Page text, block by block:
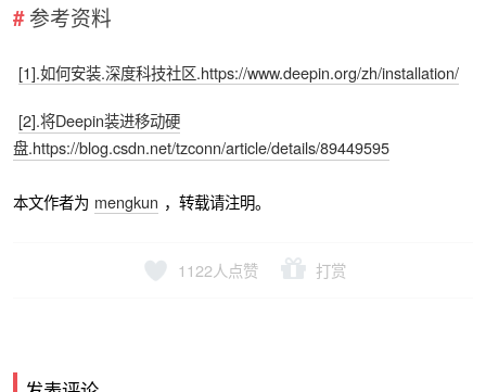
参考资料
[1].如何安装.深度科技社区.https://www.deepin.org/zh/installation/
[2].将Deepin装进移动硬
盘.https://blog.csdn.net/tzconn/article/details/89449595
本文作者为 mengkun ，转载请注明。
1122人点赞 打赏